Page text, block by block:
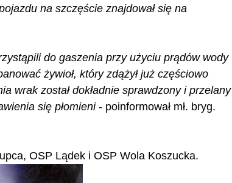
na szczęście znajdował się na
do gaszenia przy użyciu prądów wody
żywioł, który zdążył już częściowo
wrak został dokładnie sprawdzony i przelany
się płomieni - poinformował mł. bryg.
OSP Lądek i OSP Wola Koszucka.